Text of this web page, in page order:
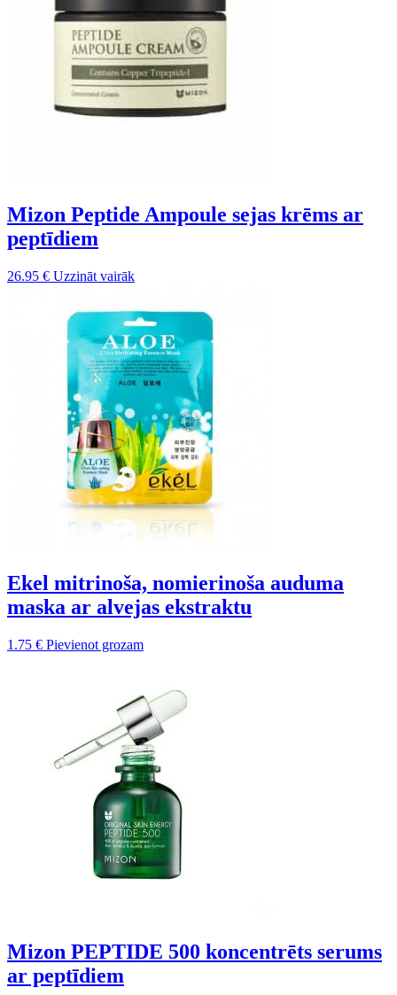
Mizon Peptide Ampoule sejas krēms ar
peptīdiem
26.95 € Uzzināt vairāk
Ekel mitrinoša, nomierinoša auduma
maska ar alvejas ekstraktu
1.75 € Pievienot grozam
Mizon PEPTIDE 500 koncentrēts serums
ar peptīdiem